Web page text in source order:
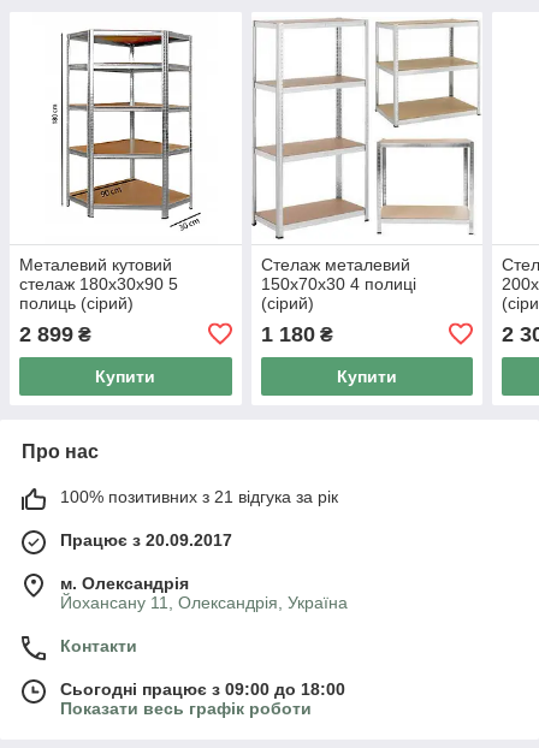
Металевий кутовий
стелаж 180x30x90 5
полиць (сірий)
2 899 ₴
Купити
Стелаж металевий
150x70x30 4 полиці
(сірий)
1 180₴
Купити
2
Про нас
100% позитивних з 21 відгука за рік
Працює з 20.09.2017
м. Олександрія
Йохансану 11, Олександрія, Україна
Контакти
Сьогодні працює з 09:00 до 18:00
Показати весь графік роботи